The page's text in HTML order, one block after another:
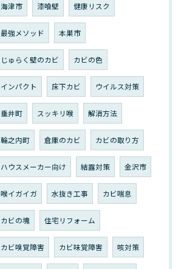
海津市 漆喰壁 健康リスク
最強メソッド 本巣市
じゅらく壁のカビ カビの色
インパクト 床下カビ ウイルス対策
垂井町 スッキリ喉 解消方法
輪之内町 倉庫のカビ カビの取り方
ハウスメーカー向け 結露対策 金沢市
喉イガイガ 水抜き工事 カビ喘息
カビの塊 住宅リフォーム
カビ嗅覚障害 カビ味覚障害 咳対策